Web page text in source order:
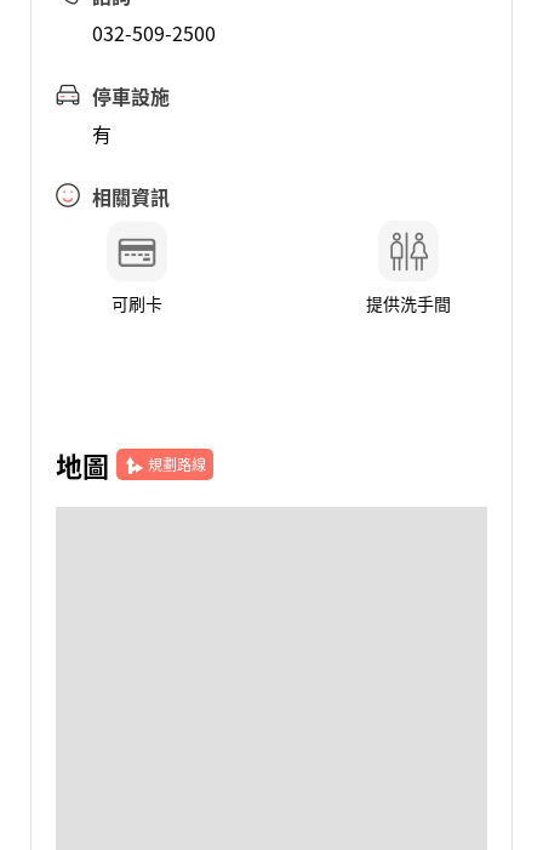
032-509-2500
停車設施
有
相關資訊
可刷卡 提供洗手間
地圖 規劃路線